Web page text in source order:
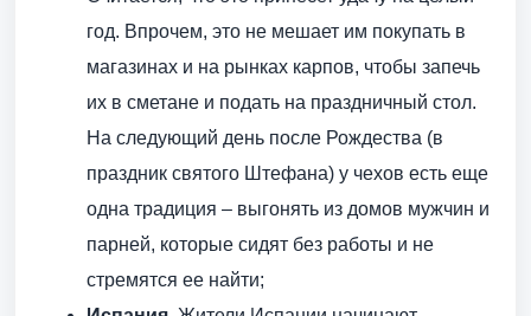
год. Впрочем, это не мешает им покупать в
магазинах и на рынках карпов, чтобы запечь
их в сметане и подать на праздничный стол.
На следующий день после Рождества (в
праздник святого Штефана) у чехов есть еще
одна традиция – выгонять из домов мужчин и
парней, которые сидят без работы и не
стремятся ее найти;